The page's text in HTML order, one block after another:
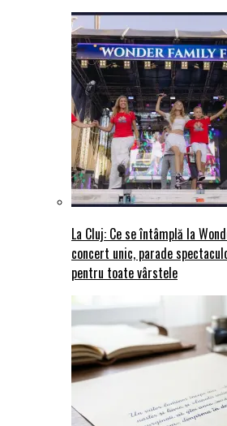
La Cluj: Ce se întâmplă la
concert unic, parade
pentru toate vârstele